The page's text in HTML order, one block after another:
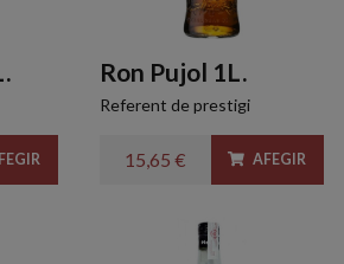
Ron Pujol 1L.
Referent de prestigi
15,65 € AFEGIR